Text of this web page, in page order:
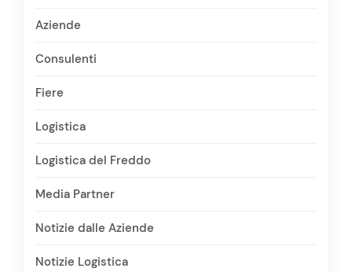
Aziende
Consulenti
Fiere
Logistica
Logistica del Freddo
Media Partner
Notizie dalle Aziende
Notizie Logistica